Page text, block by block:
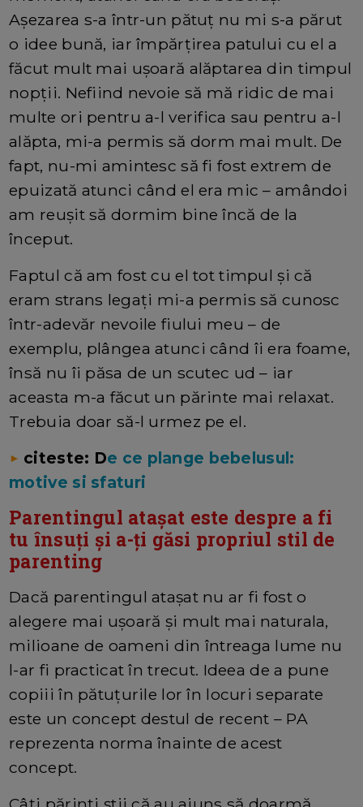
Aşezarea s-a într-un pătuţ nu mi s-a părut
o idee bună, iar împărţirea patului cu el a
făcut mult mai uşoară alăptarea din timpul
nopţii. Nefiind nevoie să mă ridic de mai
multe ori pentru a-l verifica sau pentru a-l
alăpta, mi-a permis să dorm mai mult. De
fapt, nu-mi amintesc să fi fost extrem de
epuizată atunci când el era mic – amândoi
am reuşit să dormim bine încă de la
început.
Faptul că am fost cu el tot timpul şi că
eram strans legaţi mi-a permis să cunosc
într-adevăr nevoile fiului meu – de
exemplu, plângea atunci când îi era foame,
însă nu îi păsa de un scutec ud – iar
aceasta m-a făcut un părinte mai relaxat.
Trebuia doar să-l urmez pe el.
► citeste: De ce plange bebelusul:
motive si sfaturi
Parentingul ataşat este despre a fi
tu însuţi şi a-ţi găsi propriul stil de
parenting
Dacă parentingul ataşat nu ar fi fost o
alegere mai uşoară şi mult mai naturala,
milioane de oameni din întreaga lume nu
l-ar fi practicat în trecut. Ideea de a pune
copiii în pătuţurile lor în locuri separate
este un concept destul de recent – PA
reprezenta norma înainte de acest
concept.